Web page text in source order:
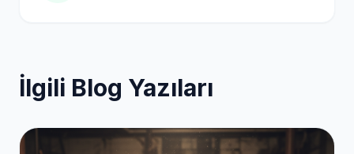
İlgili Blog Yazıları